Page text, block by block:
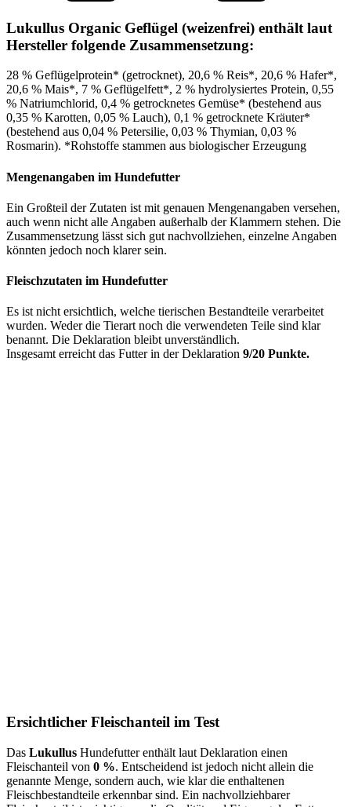
Lukullus Organic Geflügel (weizenfrei) enthält laut
Hersteller folgende Zusammensetzung:
28 % Geflügelprotein* (getrocknet), 20,6 % Reis*, 20,6 % Hafer*,
20,6 % Mais*, 7 % Geflügelfett*, 2 % hydrolysiertes Protein, 0,55
% Natriumchlorid, 0,4 % getrocknetes Gemüse* (bestehend aus
0,35 % Karotten, 0,05 % Lauch), 0,1 % getrocknete Kräuter*
(bestehend aus 0,04 % Petersilie, 0,03 % Thymian, 0,03 %
Rosmarin). *Rohstoffe stammen aus biologischer Erzeugung
Mengenangaben im Hundefutter
Ein Großteil der Zutaten ist mit genauen Mengenangaben versehen,
auch wenn nicht alle Angaben außerhalb der Klammern stehen. Die
Zusammensetzung lässt sich gut nachvollziehen, einzelne Angaben
könnten jedoch noch klarer sein.
Fleischzutaten im Hundefutter
Es ist nicht ersichtlich, welche tierischen Bestandteile verarbeitet
wurden. Weder die Tierart noch die verwendeten Teile sind klar
benannt. Die Deklaration bleibt unverständlich.
Insgesamt erreicht das Futter in der Deklaration 9/20 Punkte.
Ersichtlicher Fleischanteil im Test
Das Lukullus Hundefutter enthält laut Deklaration einen
Fleischanteil von 0 %. Entscheidend ist jedoch nicht allein die
genannte Menge, sondern auch, wie klar die enthaltenen
Fleischbestandteile erkennbar sind. Ein nachvollziehbarer